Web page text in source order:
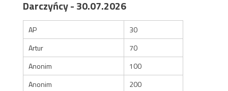
Darczyńcy - 30.07.2026
AP
30
Artur
70
Anonim
100
Anonim
200